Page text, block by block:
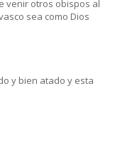
venir otros obispos al
sea como Dios
y bien atado y esta